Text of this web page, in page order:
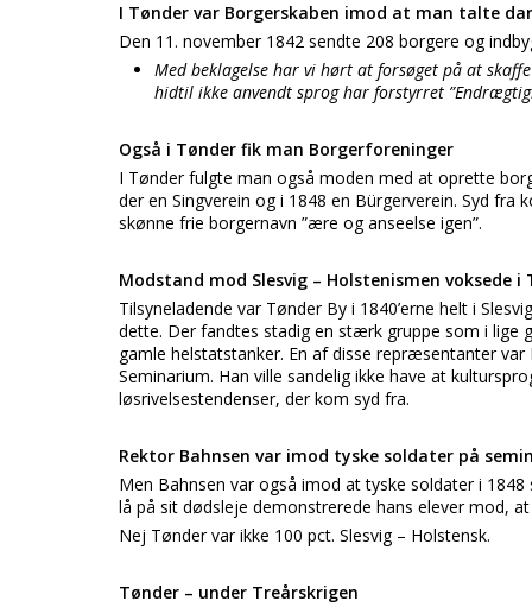
I Tønder var Borgerskaben imod at man talte
Den 11. november 1842 sendte 208 borgere og
Med beklagelse har vi hørt at forsøget på at
hidtil ikke anvendt sprog har forstyrret
Også i Tønder fik man Borgerforeninger
I Tønder fulgte man også moden med at oprette
der en Singverein og i 1848 en Bürgerverein. Syd
skønne frie borgernavn ”ære og anseelse igen”.
Modstand mod Slesvig – Holstenismen voksede i
Tilsyneladende var Tønder By i 1840’erne helt i
dette. Der fandtes stadig en stærk gruppe som i lige
gamle helstatstanker. En af disse repræsentanter
Seminarium. Han ville sandelig ikke have at
løsrivelsestendenser, der kom syd fra.
Rektor Bahnsen var imod tyske soldater på
Men Bahnsen var også imod at tyske soldater i
lå på sit dødsleje demonstrerede hans elever mod,
Nej Tønder var ikke 100 pct. Slesvig – Holstensk.
Tønder – under Treårskrigen